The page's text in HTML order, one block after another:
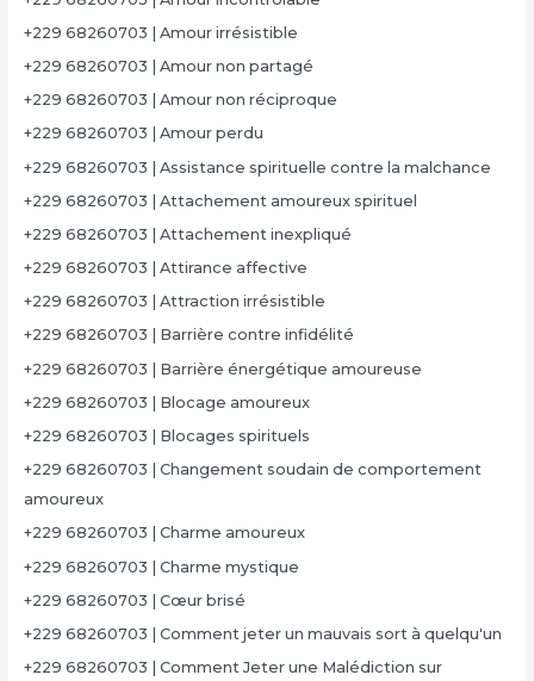
+229 68260703 | Amour irrésistible
+229 68260703 | Amour non partagé
+229 68260703 | Amour non réciproque
+229 68260703 | Amour perdu
+229 68260703 | Assistance spirituelle contre la malchance
+229 68260703 | Attachement amoureux spirituel
+229 68260703 | Attachement inexpliqué
+229 68260703 | Attirance affective
+229 68260703 | Attraction irrésistible
+229 68260703 | Barrière contre infidélité
+229 68260703 | Barrière énergétique amoureuse
+229 68260703 | Blocage amoureux
+229 68260703 | Blocages spirituels
+229 68260703 | Changement soudain de comportement
amoureux
+229 68260703 | Charme amoureux
+229 68260703 | Charme mystique
+229 68260703 | Cœur brisé
+229 68260703 | Comment jeter un mauvais sort à quelqu'un
+229 68260703 | Comment Jeter une Malédiction sur